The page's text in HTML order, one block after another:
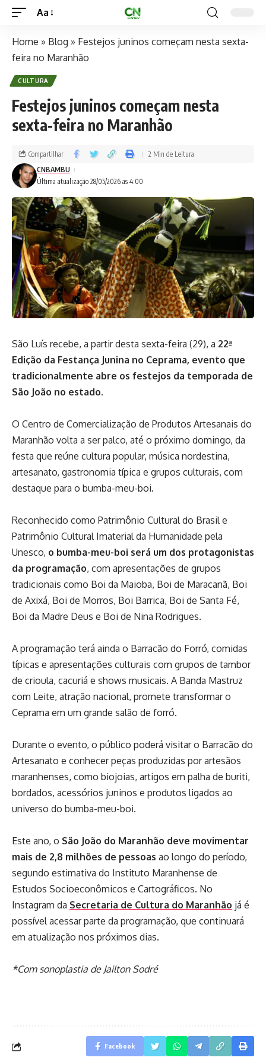
Aa
Home » Blog » Festejos juninos começam nesta sexta-
feira no Maranhão
CULTURA
Festejos juninos começam nesta
sexta-feira no Maranhão
Última atualização 28/05/2026 as 4:00
CNBAMBU
Compartilhar 2 Min de Leitura
São Luís recebe, a partir desta sexta-feira (29), a 22ª
Edição da Festança Junina no Ceprama, evento que
tradicionalmente abre os festejos da temporada de
São João no estado.
O Centro de Comercialização de Produtos Artesanais do
Maranhão volta a ser palco, até o próximo domingo, da
festa que reúne cultura popular, música nordestina,
artesanato, gastronomia típica e grupos culturais, com
destaque para o bumba-meu-boi.
Reconhecido como Patrimônio Cultural do Brasil e
Patrimônio Cultural Imaterial da Humanidade pela
Unesco, o bumba-meu-boi será um dos protagonistas
da programação, com apresentações de grupos
tradicionais como Boi da Maioba, Boi de Maracanã, Boi
de Axixá, Boi de Morros, Boi Barrica, Boi de Santa Fé,
Boi da Madre Deus e Boi de Nina Rodrigues.
A programação terá ainda o Barracão do Forró, comidas
típicas e apresentações culturais com grupos de tambor
de crioula, cacuriá e shows musicais. A Banda Mastruz
com Leite, atração nacional, promete transformar o
Ceprama em um grande salão de forró.
Durante o evento, o público poderá visitar o Barracão do
Artesanato e conhecer peças produzidas por artesãos
maranhenses, como biojoias, artigos em palha de buriti,
bordados, acessórios juninos e produtos ligados ao
universo do bumba-meu-boi.
Este ano, o São João do Maranhão deve movimentar
mais de 2,8 milhões de pessoas ao longo do período,
segundo estimativa do Instituto Maranhense de
Estudos Socioeconômicos e Cartográficos. No
Instagram da Secretaria de Cultura do Maranhão já é
possível acessar parte da programação, que continuará
em atualização nos próximos dias.
*Com sonoplastia de Jailton Sodré
Facebook